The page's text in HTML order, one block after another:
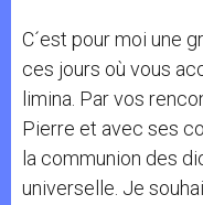
C´est pour moi une
ces jours où vous
limina. Par vos
Pierre et avec ses
la communion des
universelle. Je